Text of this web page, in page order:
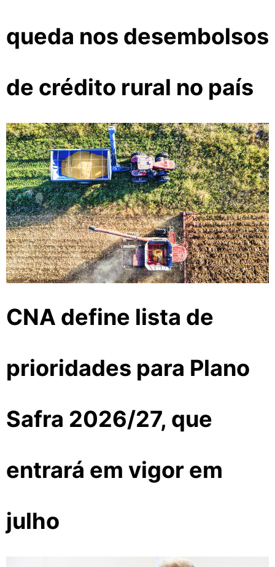
queda nos desembolsos
de crédito rural no país
CNA define lista de
prioridades para Plano
Safra 2026/27, que
entrará em vigor em
julho